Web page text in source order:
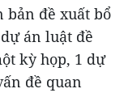
bản đề xuất bổ
án luật đề
kỳ họp, 1 dự
đề quan